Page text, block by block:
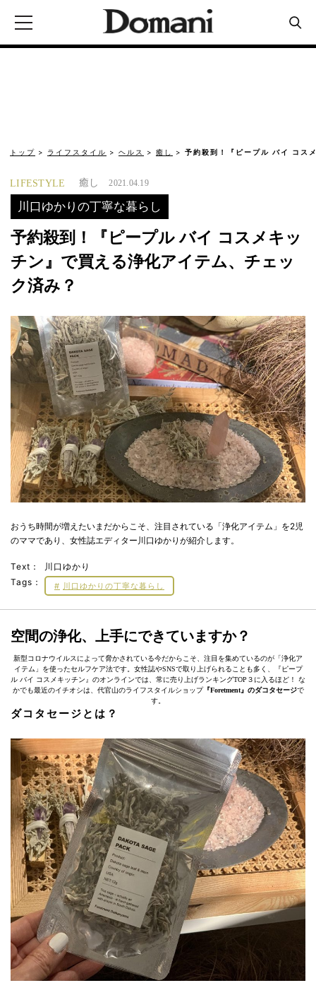
トップ ライフスタイル ヘルス 癒し 予約殺到！『ピープル バイ コス
LIFESTYLE 癒し 2021.04.19
川口ゆかりの丁寧な暮らし
予約殺到！『ピープル バイ コスメキッ
チン』で買える浄化アイテム、チェッ
ク済み？
おうち時間が増えたいまだからこそ、注目されている「浄化アイテム」を2児
のママであり、女性誌エディター川口ゆかりが紹介します。
Text：
川口ゆかり
Tags：
川口ゆかりの丁寧な暮らし
空間の浄化、上手にできていますか？
新型コロナウイルスによって脅かされている今だからこそ、注目を集めているのが「浄化ア
イテム」を使ったセルフケア法です。女性誌やSNSで取り上げられることも多く、『ピープ
ル バイ コスメキッチン』のオンラインでは、常に売り上げランキングTOP３に入るほど！ な
かでも最近のイチオシは、代官山のライフスタイルショップ『Foretment』のダコタセージで
す。
ダコタセージとは？